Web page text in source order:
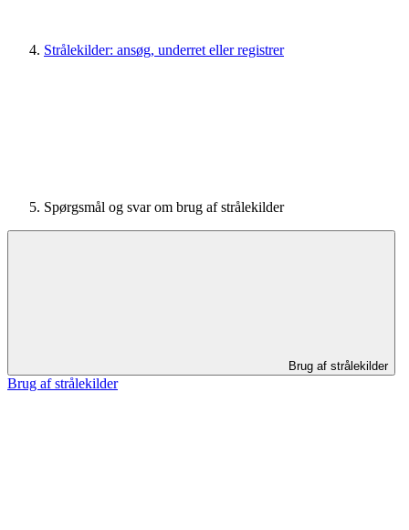
Strålekilder: ansøg, underret eller registrer
Spørgsmål og svar om brug af strålekilder
Brug af strålekilder
Brug af strålekilder